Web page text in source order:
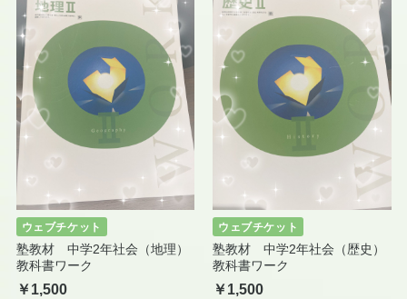
ウェブチケット
塾教材 中学2年社会（地理）
教科書ワーク
￥1,500
ウェブチケット
塾教材 中学2年社会（歴史）
教科書ワーク
￥1,500